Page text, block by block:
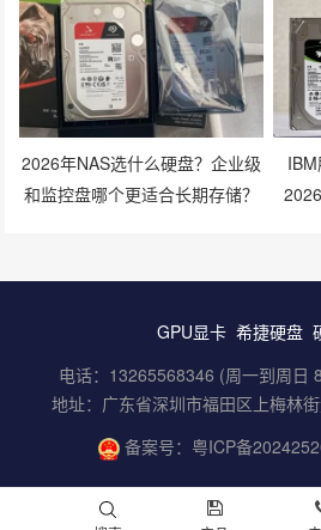
2026年NAS选什么硬盘？企业级
和监控盘哪个更适合长期存储？
GPU显卡 希捷硬盘
电话：13265568346 (周一到周日
地址：广东省深圳市福田区上梅林
备案号： 粤ICP备